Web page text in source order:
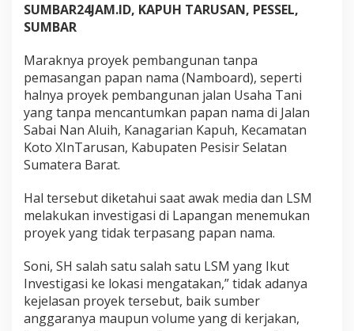
D
s
T
e
r
k
a
i
r
o
y
e
S
i
l
u
m
SUMBAR24JAM.ID, KAPUH TARUSAN, PESSEL,
SUMBAR
Maraknya proyek pembangunan tanpa
pemasangan papan nama (Namboard), seperti
halnya proyek pembangunan jalan Usaha Tani
yang tanpa mencantumkan papan nama di Jalan
Sabai Nan Aluih, Kanagarian Kapuh, Kecamatan
Koto XInTarusan, Kabupaten Pesisir Selatan
Sumatera Barat.
Hal tersebut diketahui saat awak media dan LSM
melakukan investigasi di Lapangan menemukan
proyek yang tidak terpasang papan nama.
Soni, SH salah satu salah satu LSM yang Ikut
Investigasi ke lokasi mengatakan,” tidak adanya
kejelasan proyek tersebut, baik sumber
anggaranya maupun volume yang di kerjakan,